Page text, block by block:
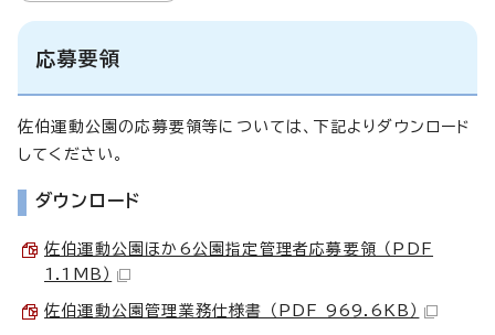
応募要領
佐伯運動公園の応募要領等については、下記よりダウンロード
してください。
ダウンロード
佐伯運動公園ほか6公園指定管理者応募要領 （PDF
1.1MB）
佐伯運動公園管理業務仕様書 （PDF 969.6KB）